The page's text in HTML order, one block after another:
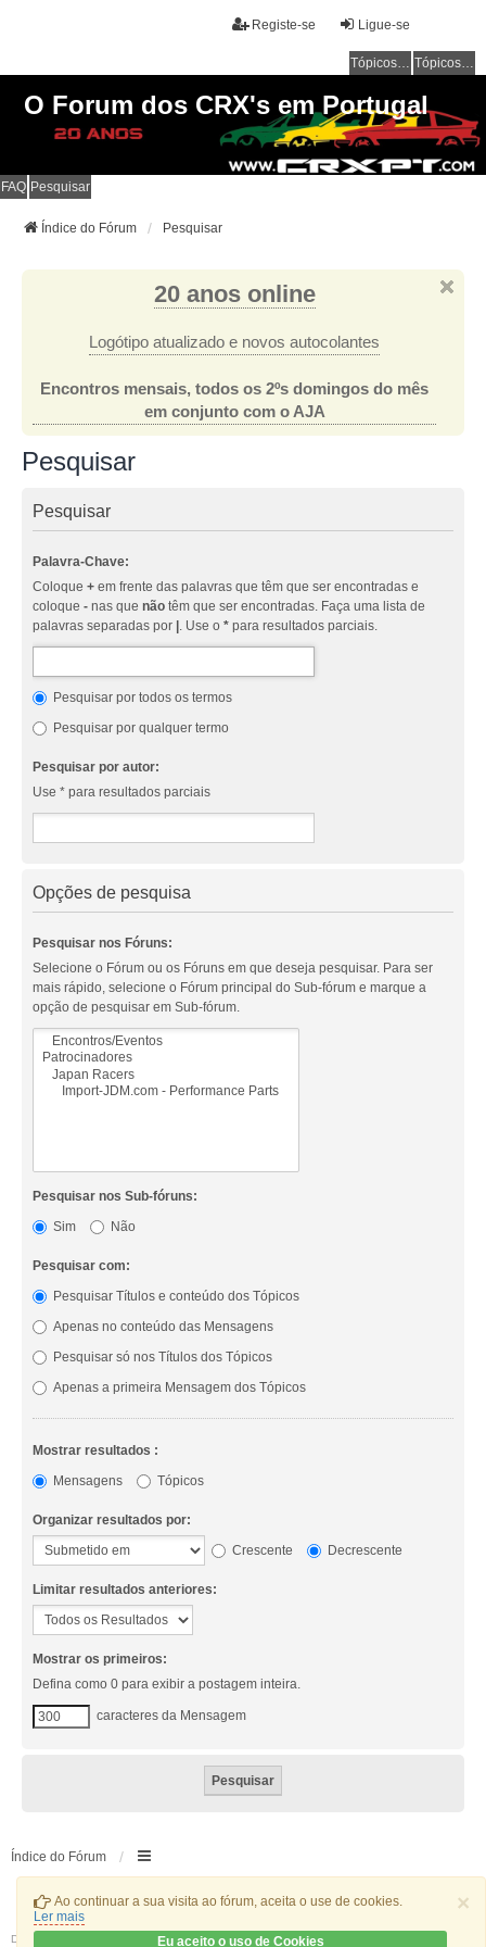
×
Ao continuar a sua visita ao fórum, aceita o use de cookies.
Ler mais
Eu aceito o uso de Cookies
Ligue-se
Registe-se
Tópicos sem resposta Tópicos ativos
O Forum dos CRX's em Portugal
FAQ Pesquisar
Índice do Fórum Pesquisar
20 anos online
Logótipo atualizado e novos autocolantes
Encontros mensais, todos os 2ºs domingos do mês
em conjunto com o AJA
Pesquisar
Pesquisar
Palavra-Chave:
Coloque + em frente das palavras que têm que ser encontradas e
coloque - nas que não têm que ser encontradas. Faça uma lista de
palavras separadas por |. Use o * para resultados parciais.
Pesquisar por todos os termos
Pesquisar por qualquer termo
Pesquisar por autor:
Use * para resultados parciais
Opções de pesquisa
Pesquisar nos Fóruns:
Selecione o Fórum ou os Fóruns em que deseja pesquisar. Para ser
mais rápido, selecione o Fórum principal do Sub-fórum e marque a
opção de pesquisar em Sub-fórum.
Pesquisar nos Sub-fóruns:
Sim
Não
Pesquisar com:
Pesquisar Títulos e conteúdo dos Tópicos
Apenas no conteúdo das Mensagens
Pesquisar só nos Títulos dos Tópicos
Apenas a primeira Mensagem dos Tópicos
Mostrar resultados :
Mensagens
Tópicos
Organizar resultados por:
Crescente
Decrescente
Limitar resultados anteriores:
Mostrar os primeiros:
Defina como 0 para exibir a postagem inteira.
caracteres da Mensagem
Índice do Fórum
Desenvolvido por ® Forum Software © phpBB Limited